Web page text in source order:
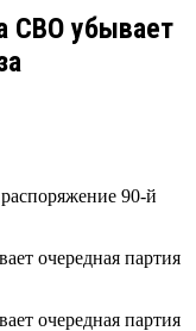
СВО убывает
90‑й